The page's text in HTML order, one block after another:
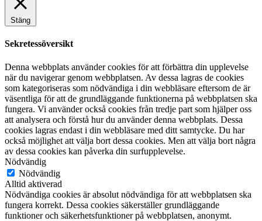
Stäng
Sekretessöversikt
Denna webbplats använder cookies för att förbättra din upplevelse
när du navigerar genom webbplatsen. Av dessa lagras de cookies
som kategoriseras som nödvändiga i din webbläsare eftersom de är
väsentliga för att de grundläggande funktionerna på webbplatsen ska
fungera. Vi använder också cookies från tredje part som hjälper oss
att analysera och förstå hur du använder denna webbplats. Dessa
cookies lagras endast i din webbläsare med ditt samtycke. Du har
också möjlighet att välja bort dessa cookies. Men att välja bort några
av dessa cookies kan påverka din surfupplevelse.
Nödvändig
Nödvändig
Alltid aktiverad
Nödvändiga cookies är absolut nödvändiga för att webbplatsen ska
fungera korrekt. Dessa cookies säkerställer grundläggande
funktioner och säkerhetsfunktioner på webbplatsen, anonymt.